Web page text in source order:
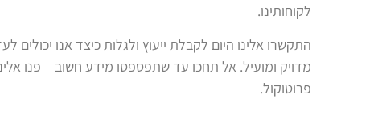
לקוחותינו.
התקשרו אלינו היום לקבלת ייעוץ ולגלות כיצד אנו
מדויק ומועיל. אל תחכו עד שתפספסו מידע חשוב – פנו
פרוטוקול.